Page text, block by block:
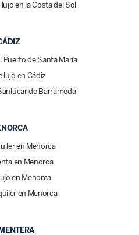
en la Costa del Sol
Puerto de Santa María
lujo en Cádiz
de Barrameda
en Menorca
en Menorca
en Menorca
en Menorca